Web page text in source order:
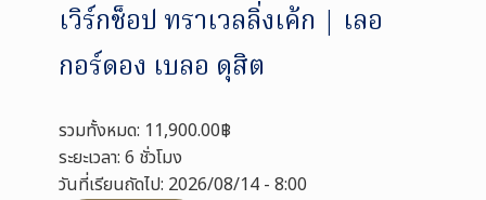
เวิร์กช็อป ทราเวลลิ่งเค้ก | เลอ
กอร์ดอง เบลอ ดุสิต
รวมทั้งหมด: 11,900.00฿
ระยะเวลา: 6 ชั่วโมง
วันที่เรียนถัดไป: 2026/08/14 - 8:00